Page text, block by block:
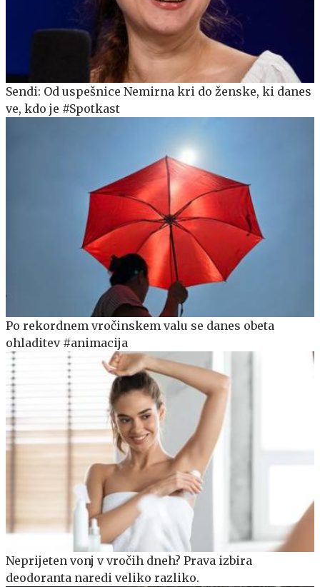
Sendi: Od uspešnice Nemirna kri do ženske, ki danes
ve, kdo je #Spotkast
Po rekordnem vročinskem valu se danes obeta
ohladitev #animacija
Neprijeten vonj v vročih dneh? Prava izbira
deodoranta naredi veliko razliko.